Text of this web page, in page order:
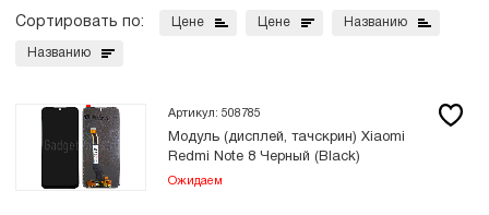
Сортировать по: Цене Цене Названию
Названию
Артикул: 508785
Модуль (дисплей, тачскрин) Xiaomi
Redmi Note 8 Черный (Black)
Ожидаем